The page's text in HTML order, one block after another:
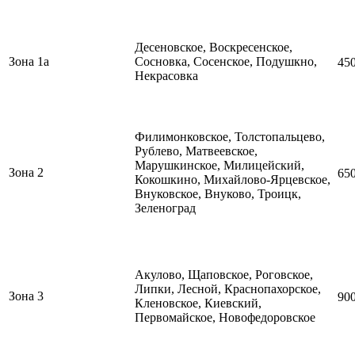
Зона 1а
Десеновское, Воскресенское,
Сосновка, Сосенское, Подушкно,
Некрасовка
Зона 2
Филимонковское, Толстопальцево,
Рублево, Матвеевское,
Марушкинское, Милицейский,
Кокошкино, Михайлово-Ярцевское,
Внуковское, Внуково, Троицк,
Зеленоград
Зона 3
Акулово, Щаповское, Роговское,
Липки, Лесной, Краснопахорское,
Кленовское, Киевский,
Первомайское, Новофедоровское